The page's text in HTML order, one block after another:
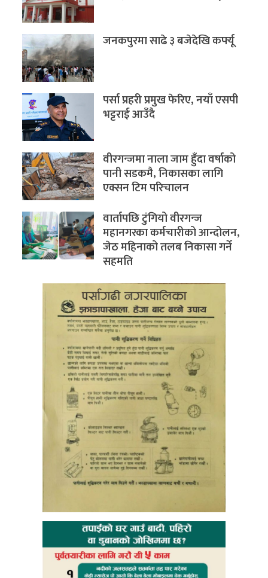
जनकपुरमा साढे ३ बजेदेखि कर्फ्यू
पर्सा प्रहरी प्रमुख फेरिए, नयाँ एसपी
भट्टराई आउँदै
वीरगन्जमा नाला जाम हुँदा वर्षाको
पानी सडकमै, निकासका लागि
एक्सन टिम परिचालन
वार्तापछि टुंगियो वीरगन्ज
महानगरका कर्मचारीको आन्दोलन,
जेठ महिनाको तलब निकासा गर्ने
सहमति